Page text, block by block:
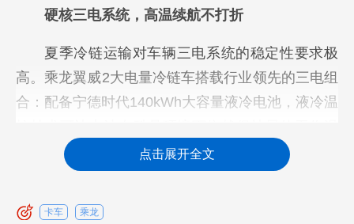
硬核三电系统，高温续航不打折
夏季冷链运输对车辆三电系统的稳定性要求极
高。乘龙翼威2大电量冷链车搭载行业领先的三电组
合：配备宁德时代140kWh大容量液冷电池，液冷温
度，避免因高温导致的续航缩水，轻松覆盖城配单
日200~300公里配送需求；采用汇川电控170kW大
功率电机，起步响应快、爬坡扭矩足，城市红绿灯
点击展开全文
卡车 乘龙